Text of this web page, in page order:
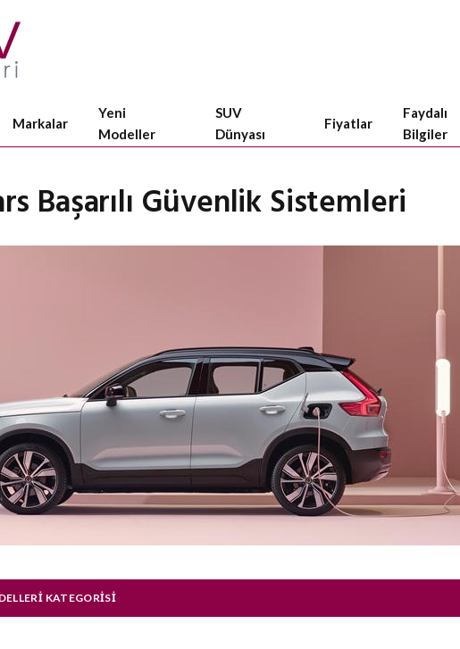
Markalar
Yeni
Modeller
SUV
Dünyası
Fiyatlar
Faydalı
Bilgiler
Başarılı Güvenlik Sistemleri
KATEGORISI